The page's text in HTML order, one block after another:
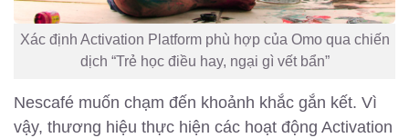
Xác định Activation Platform phù hợp của Omo qua chiến
dịch “Trẻ học điều hay, ngại gì vết bẩn”
Nescafé muốn chạm đến khoảnh khắc gắn kết. Vì
vậy, thương hiệu thực hiện các hoạt động Activation